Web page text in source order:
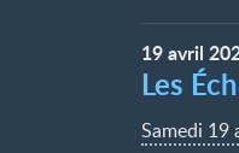
19avril
Les
Samedi 19